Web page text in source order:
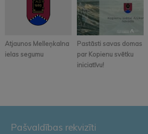
Atjaunos Melleņkalna
ielas segumu
Pastāsti savas domas
par Kopienu svētku
iniciatīvu!
Pašvaldības rekvizīti